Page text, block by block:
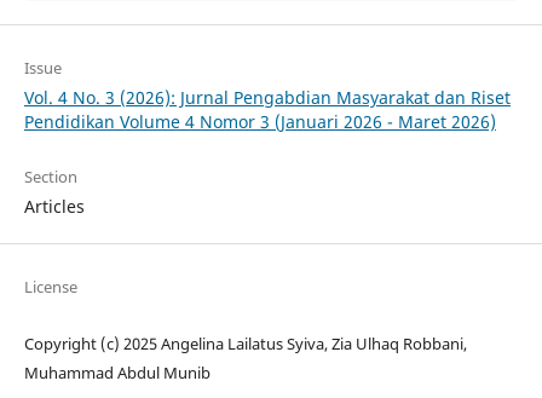
Issue
Vol. 4 No. 3 (2026): Jurnal Pengabdian Masyarakat dan Riset
Pendidikan Volume 4 Nomor 3 (Januari 2026 - Maret 2026)
Section
Articles
License
Copyright (c) 2025 Angelina Lailatus Syiva, Zia Ulhaq Robbani,
Muhammad Abdul Munib